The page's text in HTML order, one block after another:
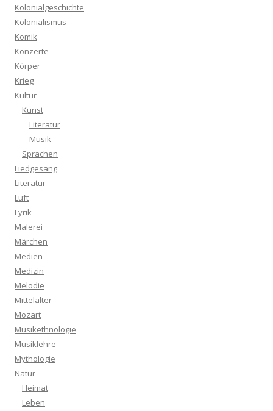
Kolonialgeschichte
Kolonialismus
Komik
Konzerte
Körper
Krieg
Kultur
Kunst
Literatur
Musik
Sprachen
Liedgesang
Literatur
Luft
Lyrik
Malerei
Märchen
Medien
Medizin
Melodie
Mittelalter
Mozart
Musikethnologie
Musiklehre
Mythologie
Natur
Heimat
Leben